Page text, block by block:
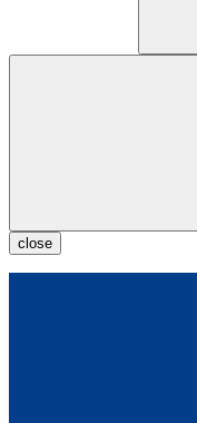
close